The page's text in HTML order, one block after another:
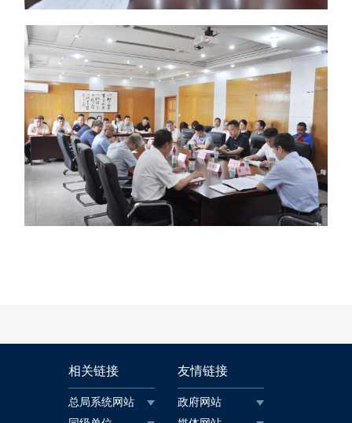
相关链接
总局系统网站
友情链接
政府网站